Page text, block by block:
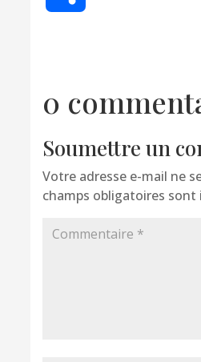
0
Soumettre un
Votre adresse e-mail ne
champs obligatoires sont